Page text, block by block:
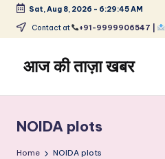
Skip
content
Sat, Aug 8, 2026 - 6:29:45 AM
Contact at +91-9999906547 |
आज की ताज़ा खबर
ताज़ा
समाचार
–
NOIDA plots
Home NOIDA plots